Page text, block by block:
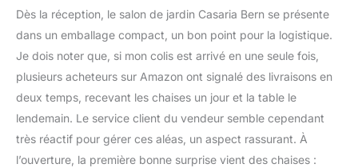
Cet ensemble de jardin
se compose d'une table
de jardin (180x90cm)
avec un plateau de table
en bois composite
(WPC) et de 8 chaises
hautes pliantes avec
dossier réglable en 7
positions. Découvrez par
vous-même nos
Dès la réception, le salon de jardin Casaria Bern se présente
dans un emballage compact, un bon point pour la logistique.
Je dois noter que, si mon colis est arrivé en une seule fois,
plusieurs acheteurs sur Amazon ont signalé des livraisons en
deux temps, recevant les chaises un jour et la table le
lendemain. Le service client du vendeur semble cependant
très réactif pour gérer ces aléas, un aspect rassurant. À
l’ouverture, la première bonne surprise vient des chaises :